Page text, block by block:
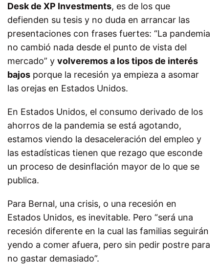
Desk de XP Investments, es de los que
defienden su tesis y no duda en arrancar las
presentaciones con frases fuertes: “La pandemia
no cambió nada desde el punto de vista del
mercado” y volveremos a los tipos de interés
bajos porque la recesión ya empieza a asomar
las orejas en Estados Unidos.
En Estados Unidos, el consumo derivado de los
ahorros de la pandemia se está agotando,
estamos viendo la desaceleración del empleo y
las estadísticas tienen que rezago que esconde
un proceso de desinflación mayor de lo que se
publica.
Para Bernal, una crisis, o una recesión en
Estados Unidos, es inevitable. Pero “será una
recesión diferente en la cual las familias seguirán
yendo a comer afuera, pero sin pedir postre para
no gastar demasiado”.